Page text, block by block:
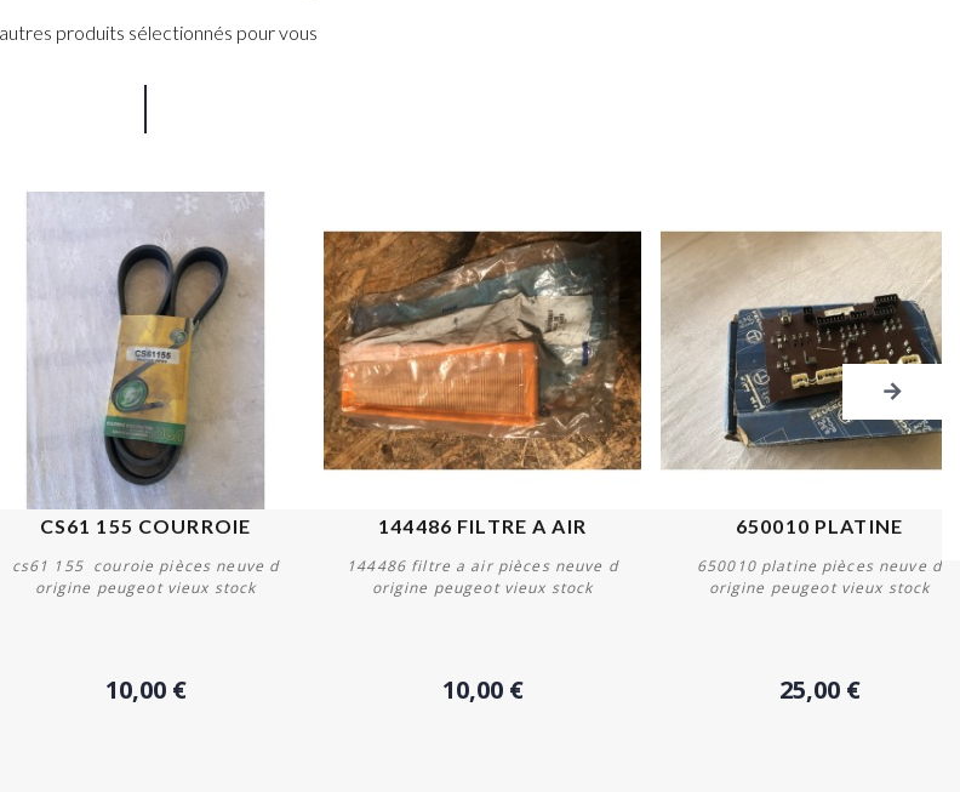
produits sélectionnés pour vous
CS61 155 COURROIE
cs61 155 couroie pièces neuve d
origine peugeot vieux stock
10,00 €
144486 FILTRE A AIR
144486 filtre a air pièces neuve d
origine peugeot vieux stock
10,00 €
650010 PLATINE
650010 platine pièces neuve d
origine peugeot vieux stock
25,00 €